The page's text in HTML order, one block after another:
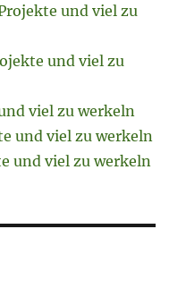
und viel zu
und viel zu
viel zu werkeln
und viel zu werkeln
und viel zu werkeln